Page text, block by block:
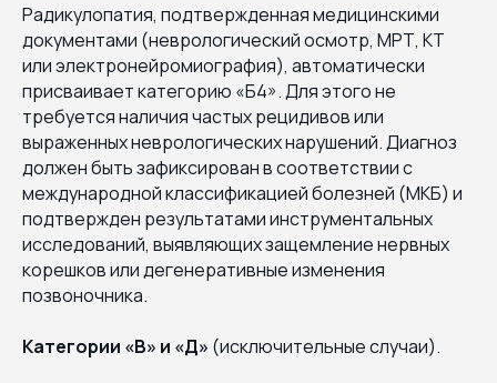
Радикулопатия, подтвержденная медицинскими
документами (неврологический осмотр, МРТ, КТ
или электронейромиография), автоматически
присваивает категорию «Б4». Для этого не
требуется наличия частых рецидивов или
выраженных неврологических нарушений. Диагноз
должен быть зафиксирован в соответствии с
международной классификацией болезней (МКБ) и
подтвержден результатами инструментальных
исследований, выявляющих защемление нервных
корешков или дегенеративные изменения
позвоночника.
Категории «В» и «Д» (исключительные случаи).